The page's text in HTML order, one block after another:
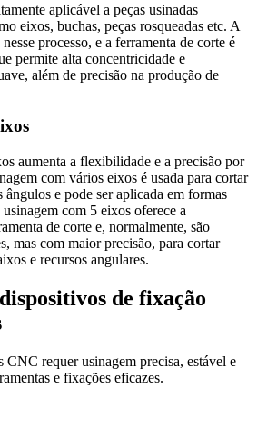
aplicável a peças usinadas
eixos, buchas, peças rosqueadas etc. A
processo, e a ferramenta de corte é
permite alta concentricidade e
além de precisão na produção de
aumenta a flexibilidade e a precisão por
com vários eixos é usada para cortar
e pode ser aplicada em formas
com 5 eixos oferece a
de corte e, normalmente, são
mas com maior precisão, para cortar
e recursos angulares.
de fixação
CNC requer usinagem precisa, estável e
e fixações eficazes.